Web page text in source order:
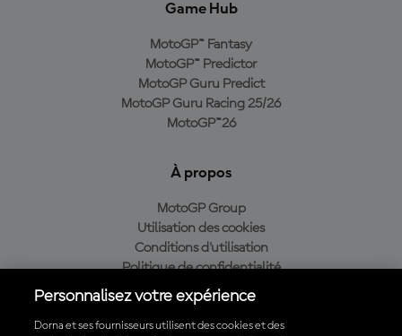
Game Hub
MotoGP™ Fantasy
MotoGP™ Predictor
MotoGP Guru Predict
MotoGP Guru Racing 25/26
MotoGP™26
À propos
MotoGP Group
Utilisation des cookies
Conditions d'utilisation
Politique de confidentialité
Politique d’achat
Personnalisez votre expérience
Dorna et ses fournisseurs utilisent des cookies et des